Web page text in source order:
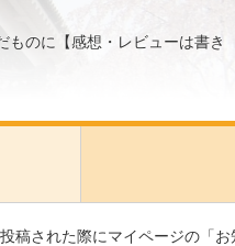
ものに【感想・レビューは書き
稿された際にマイページの「